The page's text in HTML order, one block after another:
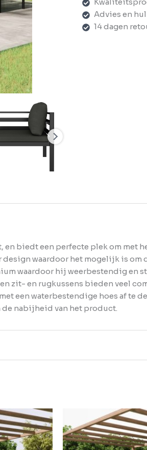
Advies en
14 dagen
biedt een perfecte plek om met
waardoor het mogelijk is om
waardoor hij weerbestendig
zit- en rugkussens bieden veel
een waterbestendige hoes af te
de nabijheid van het product.